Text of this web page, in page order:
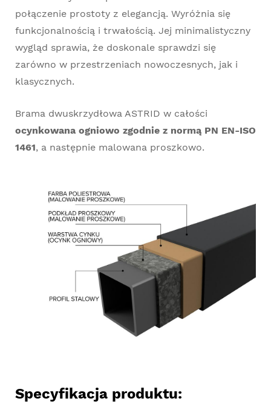
połączenie prostoty z elegancją. Wyróżnia się
funkcjonalnością i trwałością. Jej minimalistyczny
wygląd sprawia, że doskonale sprawdzi się
zarówno w przestrzeniach nowoczesnych, jak i
klasycznych.
Brama dwuskrzydłowa ASTRID w całości
ocynkowana ogniowo zgodnie z normą PN EN-ISO
1461, a następnie malowana proszkowo.
Specyfikacja produktu: